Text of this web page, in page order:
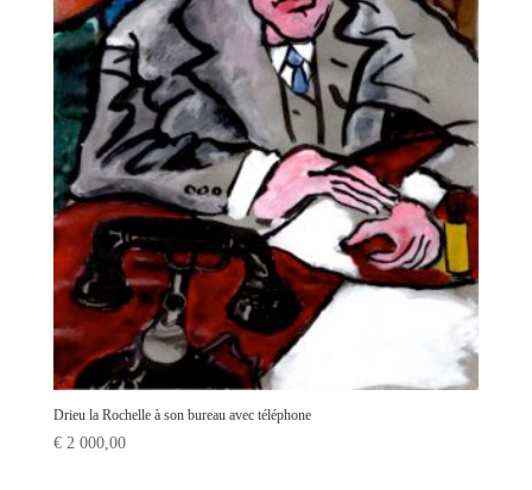
Drieu la Rochelle à son bureau avec téléphone
€2 000,00